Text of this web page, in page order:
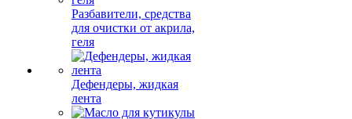
Разбавители, средства
для очистки от акрила,
геля
Дефендеры, жидкая
лента